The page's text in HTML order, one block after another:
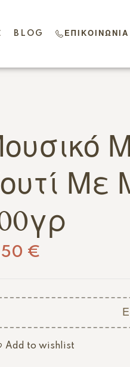
BLOG ΕΠΙΚΟΙΝΩΝΊΑ
Με
€
Add to wishlist